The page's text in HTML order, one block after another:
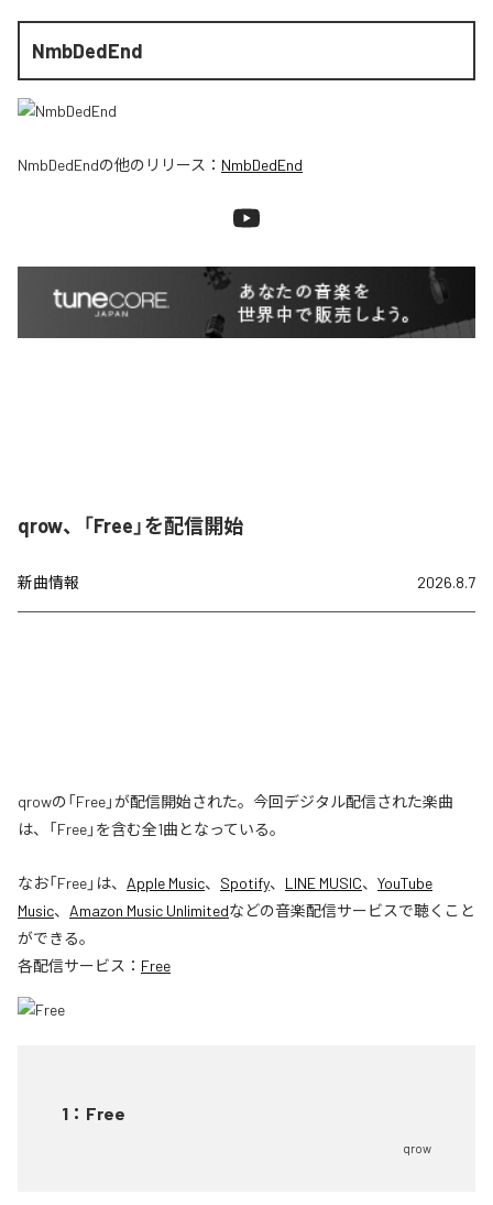
NmbDedEnd
NmbDedEndの他のリリース： NmbDedEnd
qrow、「Free」を配信開始
新曲情報 2026.8.7
qrowの「Free」が配信開始された。今回デジタル配信された楽曲
は、「Free」を含む全1曲となっている。
なお「Free」は、 Apple Music、 Spotify、 LINE MUSIC、 YouTube
Music、 Amazon Music Unlimitedなどの音楽配信サービスで聴くこと
ができる。
各配信サービス： Free
1 ： Free
qrow